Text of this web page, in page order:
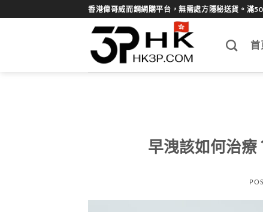
to
香港偉哥威而鋼網購平台，無需處方隱秘送貨。滿
首
早洩該如何治療